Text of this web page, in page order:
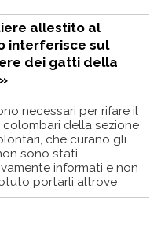
allestito al
interferisce sul
dei gatti della
necessari per rifare il
della sezione
che curano gli
sono stati
informati e non
portarli altrove